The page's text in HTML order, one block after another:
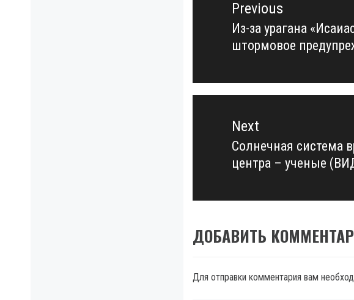
записямPrevious
Previous
post:
Из-за урагана
штормовое
Next
Next
post:
Солнечная система
центра – ученые
ДОБАВИТЬ
Для отправки комментария вам